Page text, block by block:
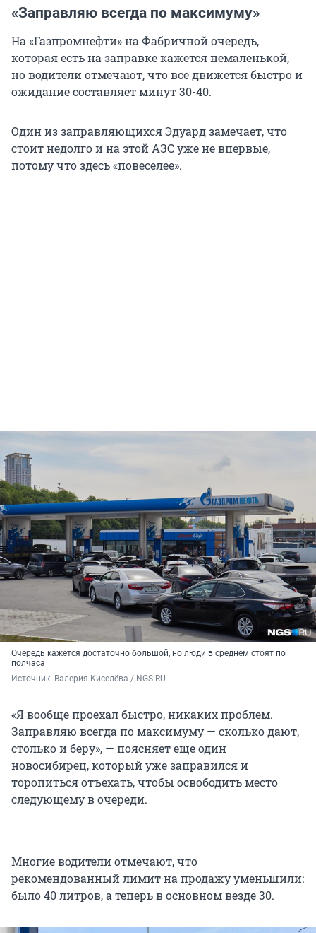
«Заправляю всегда по максимуму»
На «Газпромнефти» на Фабричной очередь,
которая есть на заправке кажется немаленькой,
но водители отмечают, что все движется быстро и
ожидание составляет минут 30-40.
Один из заправляющихся Эдуард замечает, что
стоит недолго и на этой АЗС уже не впервые,
потому что здесь «повеселее».
Очередь кажется достаточно большой, но люди в среднем стоят по
полчаса
Источник: Валерия Киселёва / NGS.RU
«Я вообще проехал быстро, никаких проблем.
Заправляю всегда по максимуму — сколько дают,
столько и беру», — поясняет еще один
новосибирец, который уже заправился и
торопиться отъехать, чтобы освободить место
следующему в очереди.
Многие водители отмечают, что
рекомендованный лимит на продажу уменьшили:
было 40 литров, а теперь в основном везде 30.